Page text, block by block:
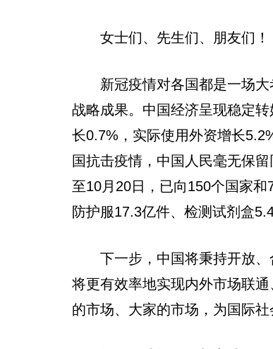
女士们、先生们、朋友们！
新冠疫情对各国都是一场大
战略成果。中国经济呈现稳定
长0.7%，实际使用外资增长
国抗击疫情，中国人民毫无保
至10月20日，已向150个国家和
防护服17.3亿件、检测试剂盒
下一步，中国将秉持开放、
将更有效率地实现内外市场联
的市场、大家的市场，为国际社